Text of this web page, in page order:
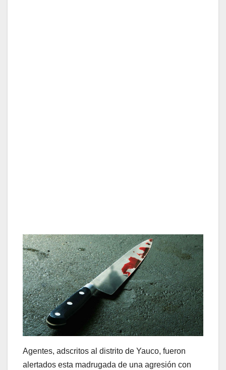
Agentes, adscritos al distrito de Yauco, fueron
alertados esta madrugada de una agresión con